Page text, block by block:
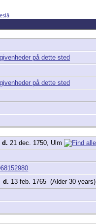
d. 21 dec. 1750, Ulm
d. 13 feb. 1765 (Alder 30 years)